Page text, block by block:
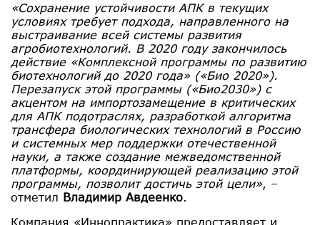
«Сохранение устойчивости АПК в текущих
условиях требует подхода, направленного на
выстраивание всей системы развития
агробиотехнологий. В 2020 году закончилось
действие «Комплексной программы по развитию
биотехнологий до 2020 года» («Био 2020»).
Перезапуск этой программы («Био2030») с
акцентом на импортозамещение в критических
для АПК подотраслях, разработкой алгоритма
трансфера биологических технологий в Россию
и системных мер поддержки отечественной
науки, а также создание межведомственной
платформы, координирующей реализацию этой
программы, позволит достичь этой цели», –
отметил Владимир Авдеенко.
Компания «Иннопрактика» предоставляет и